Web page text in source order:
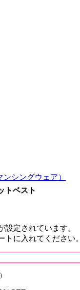
ンシングウェア）
トベスト
設定されています。
トに入れてください。